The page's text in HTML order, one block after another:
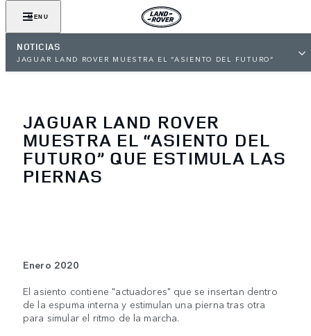
MENU
NOTICIAS
JAGUAR LAND ROVER MUESTRA EL “ASIENTO DEL FUTURO”
JAGUAR LAND ROVER
MUESTRA EL “ASIENTO DEL
FUTURO” QUE ESTIMULA LAS
PIERNAS
Enero 2020
El asiento contiene "actuadores" que se insertan dentro
de la espuma interna y estimulan una pierna tras otra
para simular el ritmo de la marcha.